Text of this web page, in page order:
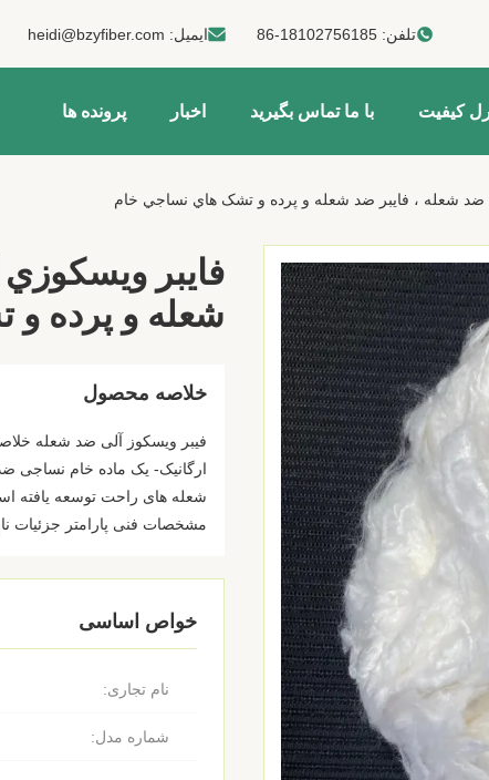
تلفن: 86-18102756185 ایمیل: heidi@bzyfiber.com
کیفیت با ما تماس بگیرید اخبار پرونده ها
ضد شعله ، فايبر ضد شعله و پرده و تشک هاي نساجي خام
فايبر
شعله و پرده
خلاصه محصول
ارگانیک- یک ماده خام نساجی
شعله های راحت توسعه
مشخصات فنی پارامتر جزئیات
خواص اساسی
نام تجاری:
شماره مدل: